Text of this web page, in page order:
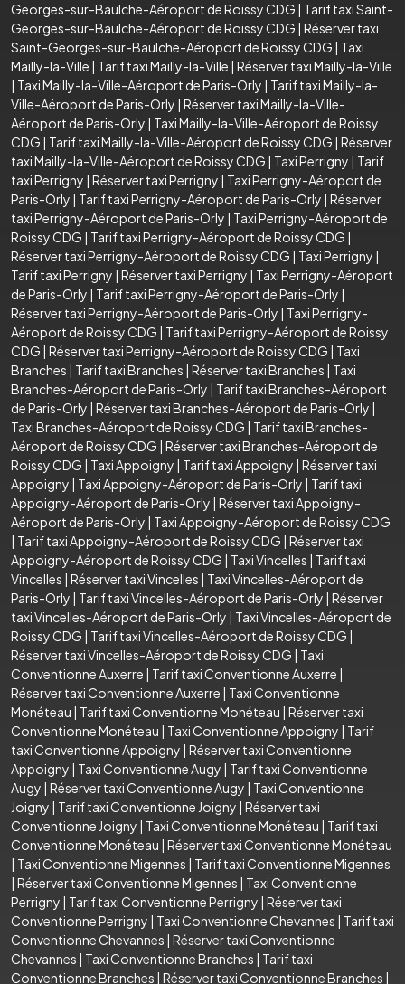
Georges-sur-Baulche-Aéroport de Roissy CDG | Tarif taxi Saint-
Georges-sur-Baulche-Aéroport de Roissy CDG | Réserver taxi
Saint-Georges-sur-Baulche-Aéroport de Roissy CDG | Taxi
Mailly-la-Ville | Tarif taxi Mailly-la-Ville | Réserver taxi Mailly-la-Ville
| Taxi Mailly-la-Ville-Aéroport de Paris-Orly | Tarif taxi Mailly-la-
Ville-Aéroport de Paris-Orly | Réserver taxi Mailly-la-Ville-
Aéroport de Paris-Orly | Taxi Mailly-la-Ville-Aéroport de Roissy
CDG | Tarif taxi Mailly-la-Ville-Aéroport de Roissy CDG | Réserver
taxi Mailly-la-Ville-Aéroport de Roissy CDG | Taxi Perrigny | Tarif
taxi Perrigny | Réserver taxi Perrigny | Taxi Perrigny-Aéroport de
Paris-Orly | Tarif taxi Perrigny-Aéroport de Paris-Orly | Réserver
taxi Perrigny-Aéroport de Paris-Orly | Taxi Perrigny-Aéroport de
Roissy CDG | Tarif taxi Perrigny-Aéroport de Roissy CDG |
Réserver taxi Perrigny-Aéroport de Roissy CDG | Taxi Perrigny |
Tarif taxi Perrigny | Réserver taxi Perrigny | Taxi Perrigny-Aéroport
de Paris-Orly | Tarif taxi Perrigny-Aéroport de Paris-Orly |
Réserver taxi Perrigny-Aéroport de Paris-Orly | Taxi Perrigny-
Aéroport de Roissy CDG | Tarif taxi Perrigny-Aéroport de Roissy
CDG | Réserver taxi Perrigny-Aéroport de Roissy CDG | Taxi
Branches | Tarif taxi Branches | Réserver taxi Branches | Taxi
Branches-Aéroport de Paris-Orly | Tarif taxi Branches-Aéroport
de Paris-Orly | Réserver taxi Branches-Aéroport de Paris-Orly |
Taxi Branches-Aéroport de Roissy CDG | Tarif taxi Branches-
Aéroport de Roissy CDG | Réserver taxi Branches-Aéroport de
Roissy CDG | Taxi Appoigny | Tarif taxi Appoigny | Réserver taxi
Appoigny | Taxi Appoigny-Aéroport de Paris-Orly | Tarif taxi
Appoigny-Aéroport de Paris-Orly | Réserver taxi Appoigny-
Aéroport de Paris-Orly | Taxi Appoigny-Aéroport de Roissy CDG
| Tarif taxi Appoigny-Aéroport de Roissy CDG | Réserver taxi
Appoigny-Aéroport de Roissy CDG | Taxi Vincelles | Tarif taxi
Vincelles | Réserver taxi Vincelles | Taxi Vincelles-Aéroport de
Paris-Orly | Tarif taxi Vincelles-Aéroport de Paris-Orly | Réserver
taxi Vincelles-Aéroport de Paris-Orly | Taxi Vincelles-Aéroport de
Roissy CDG | Tarif taxi Vincelles-Aéroport de Roissy CDG |
Réserver taxi Vincelles-Aéroport de Roissy CDG | Taxi
Conventionne Auxerre | Tarif taxi Conventionne Auxerre |
Réserver taxi Conventionne Auxerre | Taxi Conventionne
Monéteau | Tarif taxi Conventionne Monéteau | Réserver taxi
Conventionne Monéteau | Taxi Conventionne Appoigny | Tarif
taxi Conventionne Appoigny | Réserver taxi Conventionne
Appoigny | Taxi Conventionne Augy | Tarif taxi Conventionne
Augy | Réserver taxi Conventionne Augy | Taxi Conventionne
Joigny | Tarif taxi Conventionne Joigny | Réserver taxi
Conventionne Joigny | Taxi Conventionne Monéteau | Tarif taxi
Conventionne Monéteau | Réserver taxi Conventionne Monéteau
| Taxi Conventionne Migennes | Tarif taxi Conventionne Migennes
| Réserver taxi Conventionne Migennes | Taxi Conventionne
Perrigny | Tarif taxi Conventionne Perrigny | Réserver taxi
Conventionne Perrigny | Taxi Conventionne Chevannes | Tarif taxi
Conventionne Chevannes | Réserver taxi Conventionne
Chevannes | Taxi Conventionne Branches | Tarif taxi
Conventionne Branches | Réserver taxi Conventionne Branches |